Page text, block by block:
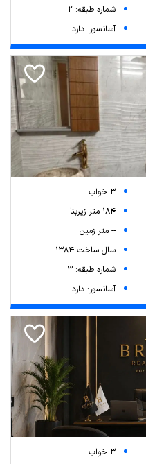
شماره طبقه: 2
آسانسور: دارد
3 خواب
184 متر زیربنا
-- متر زمین
سال ساخت 1384
شماره طبقه: 3
آسانسور: دارد
3 خواب